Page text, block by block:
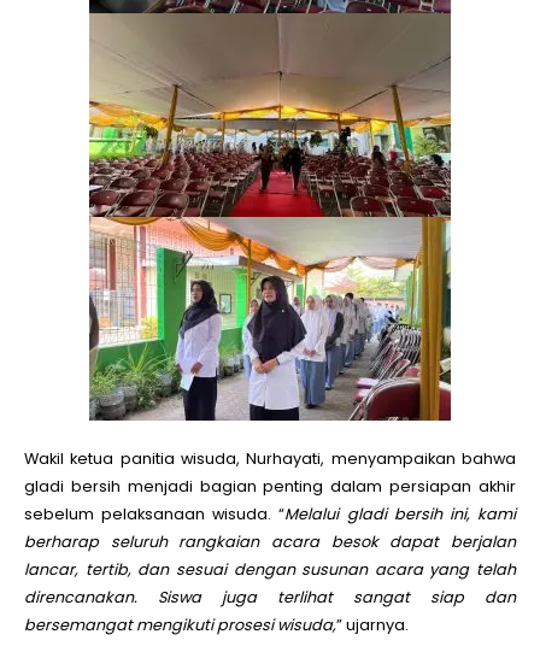
Wakil ketua panitia wisuda,Nurhayati, menyampaikan bahwa
gladi bersih menjadi bagian penting dalam persiapan akhir
sebelum pelaksanaan wisuda. “Melalui gladi bersih ini, kami
berharap seluruh rangkaian acara besok dapat berjalan
lancar, tertib, dan sesuai dengan susunan acara yang telah
direncanakan. Siswa juga terlihat sangat siap dan
bersemangat mengikuti prosesi wisuda,” ujarnya.